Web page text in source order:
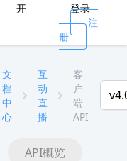
开
登录
注
册
文
档
中
心
互
动
直
播
客
户
端
API
API概览